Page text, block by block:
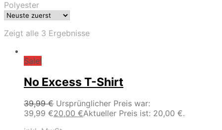
Polyester
Zeigt alle 3 Ergebnisse
Sale!
No Excess T-Shirt
39,99€ Ursprünglicher Preis war:
39,99 €20,00 €Aktueller Preis ist: 20,00 €.